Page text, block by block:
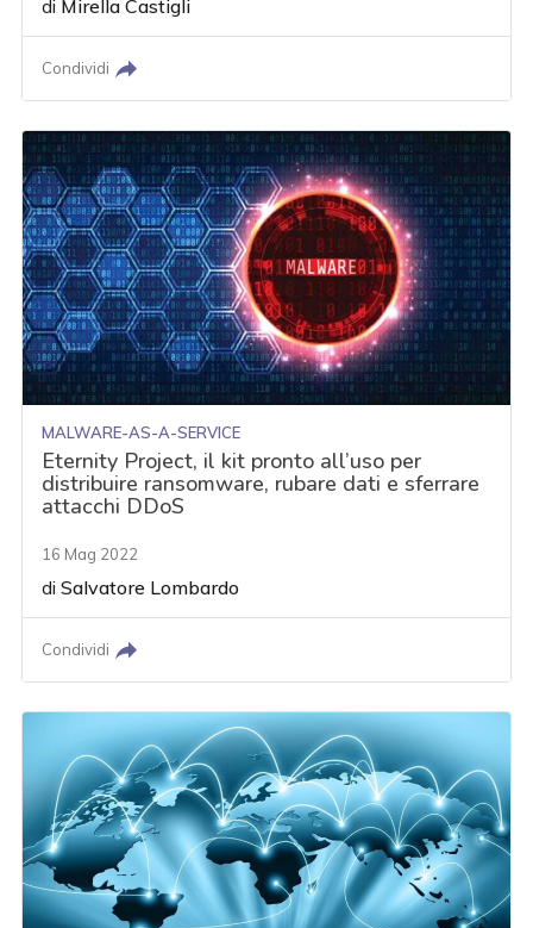
di Mirella Castigli
Condividi
MALWARE-AS-A-SERVICE
Eternity Project, il kit pronto all’uso per
distribuire ransomware, rubare dati e sferrare
attacchi DDoS
16 Mag 2022
diSalvatore Lombardo
Condividi